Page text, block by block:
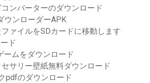
ンバーターのダウンロード
ウンローダーAPK
ァイルをSDカードに移動します
ド
ームをダウンロード
サリー壁紙無料ダウンロード
pdfのダウンロード